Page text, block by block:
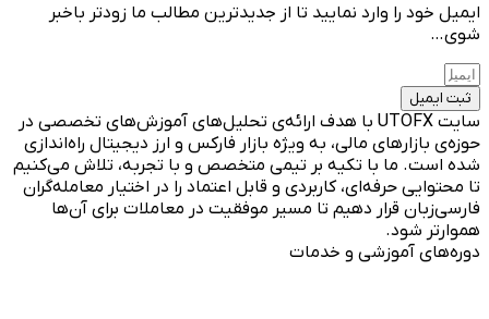
ایمیل خود را وارد نمایید تا از جدیدترین مطالب ما زودتر باخبر
شوی…
ثبت ایمیل
سایت UTOFX با هدف ارائه‌ی تحلیل‌های آموزش‌های تخصصی در
حوزه‌ی بازارهای مالی، به ویژه بازار فارکس و ارز دیجیتال راه‌اندازی
شده است. ما با تکیه بر تیمی متخصص و با تجربه، تلاش می‌کنیم
تا محتوایی حرفه‌ای، کاربردی و قابل اعتماد را در اختیار معامله‌گران
فارسی‌زبان قرار دهیم تا مسیر موفقیت در معاملات برای آن‌ها
هموارتر شود.
دوره‌های آموزشی و خدمات